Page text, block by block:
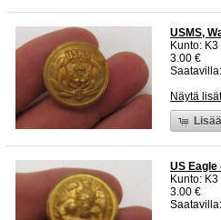
USMS,
Kunto:
3.00 €
Näytä
US Eagle
Kunto:
3.00 €